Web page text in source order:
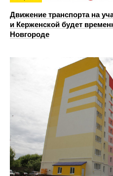
Движение транспорта на
и Керженской будет
Новгороде